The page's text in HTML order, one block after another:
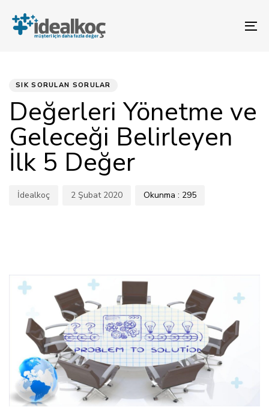
atla
gezinme
bölümüne
atlaSIK SORULAN SORULAR
Değerleri Yönetme ve
Geleceği Belirleyen
İlk 5 Değer
İdealkoç 2 Şubat 2020 Okunma : 295